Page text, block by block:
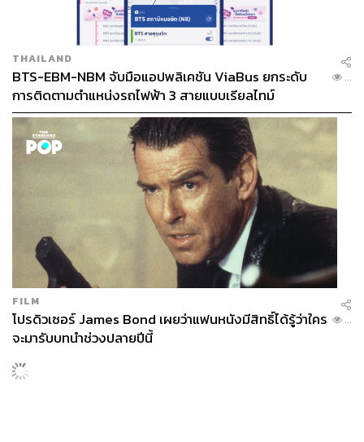
THAILAND
BTS-EBM-NBM จับมือแอปพลิเคชัน ViaBus ยกระดับ
การติดตามตำแหน่งรถไฟฟ้า 3 สายแบบเรียลไทม์
...
FILM
โปรดิวเซอร์ James Bond เผยว่าแฟนหนังมีสิทธิ์ได้รู้ว่าใคร
จะมารับบทนำช่วงปลายปีนี้
...